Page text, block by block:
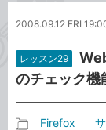
ネ
ト
2008.09.12 FRI
レッスン29
のチェック機
Firefox